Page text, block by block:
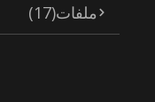
ملفات(17)